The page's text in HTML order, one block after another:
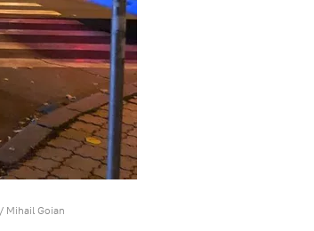
Mihail Goian